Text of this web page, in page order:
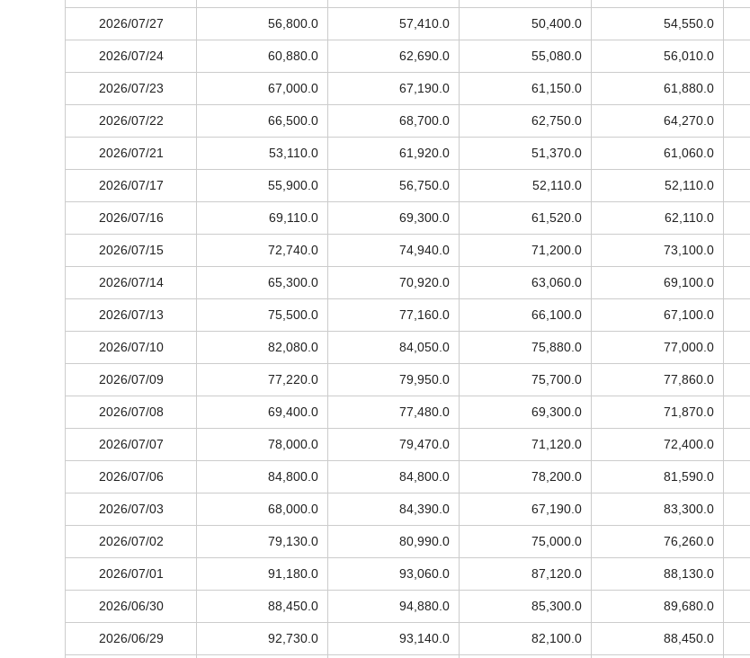
2026/07/27 56,800.0 57,410.0 50,400.0 54,550.0
2026/07/24 60,880.0 62,690.0 55,080.0 56,010.0
2026/07/23 67,000.0 67,190.0 61,150.0 61,880.0
2026/07/22 66,500.0 68,700.0 62,750.0 64,270.0
2026/07/21 53,110.0 61,920.0 51,370.0 61,060.0
2026/07/17 55,900.0 56,750.0 52,110.0 52,110.0
2026/07/16 69,110.0 69,300.0 61,520.0 62,110.0
2026/07/15 72,740.0 74,940.0 71,200.0 73,100.0
2026/07/14 65,300.0 70,920.0 63,060.0 69,100.0
2026/07/13 75,500.0 77,160.0 66,100.0 67,100.0
2026/07/10 82,080.0 84,050.0 75,880.0 77,000.0
2026/07/09 77,220.0 79,950.0 75,700.0 77,860.0
2026/07/08 69,400.0 77,480.0 69,300.0 71,870.0
2026/07/07 78,000.0 79,470.0 71,120.0 72,400.0
2026/07/06 84,800.0 84,800.0 78,200.0 81,590.0
2026/07/03 68,000.0 84,390.0 67,190.0 83,300.0
2026/07/02 79,130.0 80,990.0 75,000.0 76,260.0
2026/07/01 91,180.0 93,060.0 87,120.0 88,130.0
2026/06/30 88,450.0 94,880.0 85,300.0 89,680.0
2026/06/29 92,730.0 93,140.0 82,100.0 88,450.0